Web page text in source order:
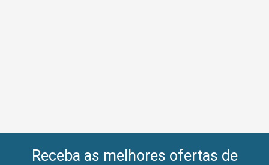
Receba as melhores ofertas de